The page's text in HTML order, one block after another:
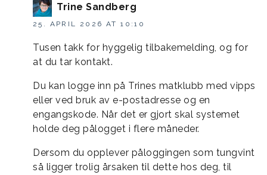
Trine Sandberg
25. APRIL 2026 AT 10:10
Tusen takk for hyggelig tilbakemelding, og for
at du tar kontakt.
Du kan logge inn på Trines matklubb med vipps
eller ved bruk av e-postadresse og en
engangskode. Når det er gjort skal systemet
holde deg pålogget i flere måneder.
Dersom du opplever påloggingen som tungvint
så ligger trolig årsaken til dette hos deg, til